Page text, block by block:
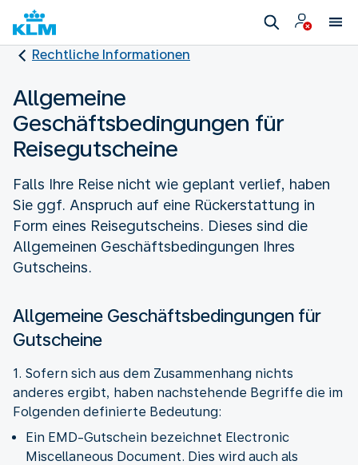
Rechtliche Informationen
Allgemeine
Geschäftsbedingungen für
Reisegutscheine
Falls Ihre Reise nicht wie geplant verlief, haben
Sie ggf. Anspruch auf eine Rückerstattung in
Form eines Reisegutscheins. Dieses sind die
Allgemeinen Geschäftsbedingungen Ihres
Gutscheins.
Allgemeine Geschäftsbedingungen für
Gutscheine
1. Sofern sich aus dem Zusammenhang nichts
anderes ergibt, haben nachstehende Begriffe die im
Folgenden definierte Bedeutung:
Ein EMD-Gutschein bezeichnet Electronic
Miscellaneous Document. Dies wird auch als